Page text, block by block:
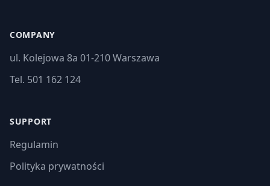
COMPANY
ul. Kolejowa 8a 01-210 Warszawa
Tel. 501 162 124
SUPPORT
Regulamin
Polityka prywatności